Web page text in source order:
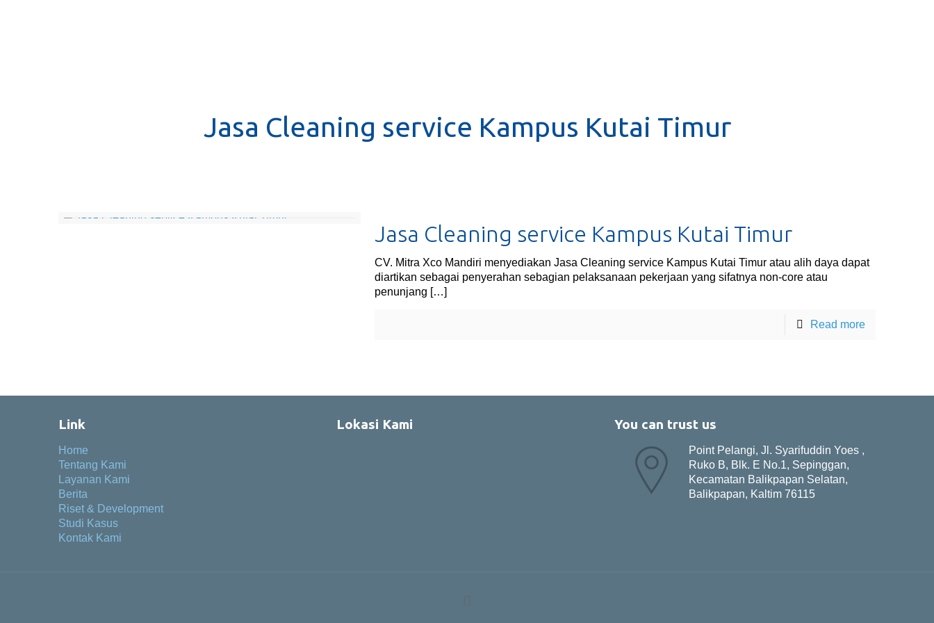
Jasa Cleaning service Kampus Kutai Timur
Jasa Cleaning service Kampus Kutai Timur
CV. Mitra Xco Mandiri menyediakan Jasa Cleaning service Kampus Kutai Timur atau alih daya dapat
diartikan sebagai penyerahan sebagian pelaksanaan pekerjaan yang sifatnya non-core atau
penunjang […]
Read more
Link
Home
Tentang Kami
Layanan Kami
Berita
Riset & Development
Studi Kasus
Kontak Kami
Lokasi Kami You can trust us
Point Pelangi, Jl. Syarifuddin Yoes ,
Ruko B, Blk. E No.1, Sepinggan,
Kecamatan Balikpapan Selatan,
Balikpapan, Kaltim 76115